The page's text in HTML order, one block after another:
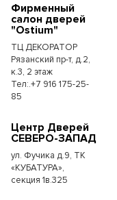
Фирменный
салон дверей
"Ostium"
ТЦ ДЕКОРАТОР
Рязанский пр-т, д.2,
к.3, 2 этаж
Тел:.+7 916 175-25-
85
Центр Дверей
СЕВЕРО-ЗАПАД
ул. Фучика д.9, ТК
«КУБАТУРА»,
секция 1в.325